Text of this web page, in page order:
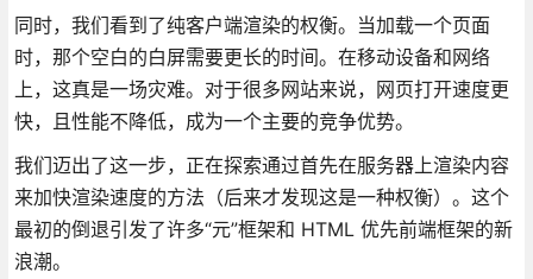
同时，我们看到了纯客户端渲染的权衡。当加载一个页面
时，那个空白的白屏需要更长的时间。在移动设备和网络
上，这真是一场灾难。对于很多网站来说，网页打开速度更
快，且性能不降低，成为一个主要的竞争优势。
我们迈出了这一步，正在探索通过首先在服务器上渲染内容
来加快渲染速度的方法（后来才发现这是一种权衡）。这个
最初的倒退引发了许多“元”框架和 HTML 优先前端框架的新
浪潮。